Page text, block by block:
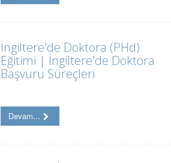
İngiltere'de Doktora (PHd)
Eğitimi | İngiltere'de Doktora
Başvuru Süreçleri
Devam...